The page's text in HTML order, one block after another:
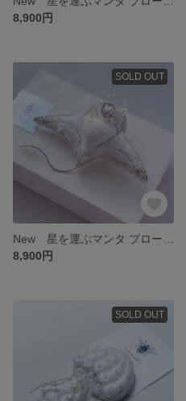
8,900円
SOLD OUT
8,900円
SOLD OUT